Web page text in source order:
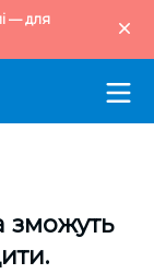
— для
зможуть